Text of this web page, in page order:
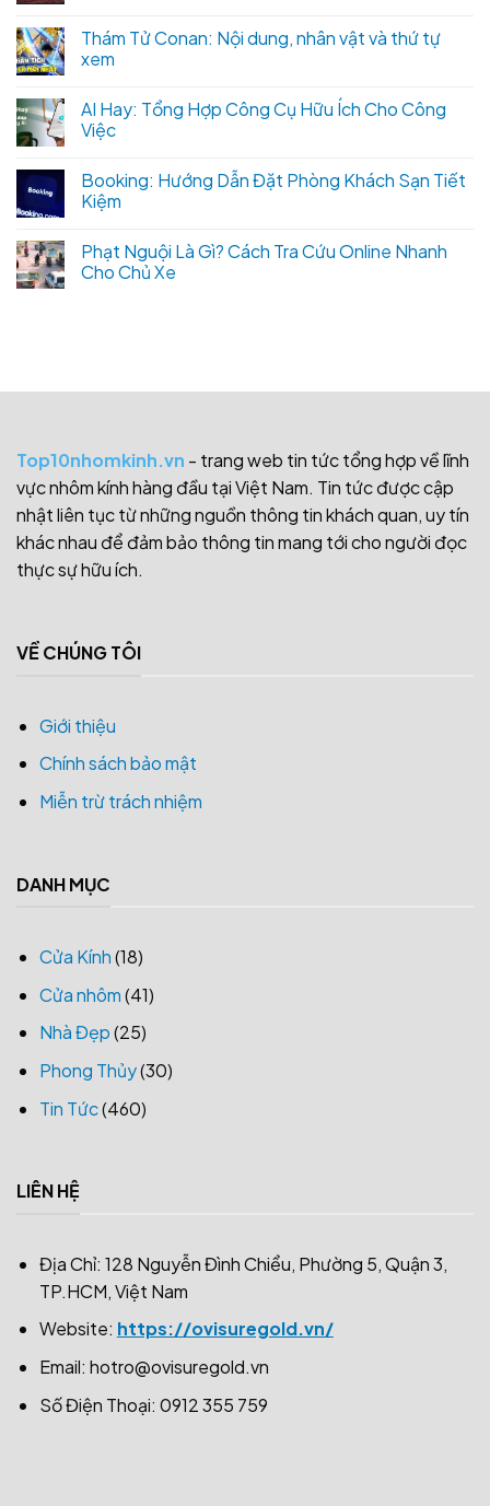
Thám Tử Conan: Nội dung, nhân vật và thứ tự
xem
AI Hay: Tổng Hợp Công Cụ Hữu Ích Cho Công
Việc
Booking: Hướng Dẫn Đặt Phòng Khách Sạn Tiết
Kiệm
Phạt Nguội Là Gì? Cách Tra Cứu Online Nhanh
Cho Chủ Xe
Top10nhomkinh.vn - trang web tin tức tổng hợp về lĩnh
vực nhôm kính hàng đầu tại Việt Nam. Tin tức được cập
nhật liên tục từ những nguồn thông tin khách quan, uy tín
khác nhau để đảm bảo thông tin mang tới cho người đọc
thực sự hữu ích.
VỀ CHÚNG TÔI
Giới thiệu
Chính sách bảo mật
Miễn trừ trách nhiệm
DANH MỤC
Cửa Kính(18)
Cửa nhôm(41)
Nhà Đẹp(25)
Phong Thủy(30)
Tin Tức(460)
LIÊN HỆ
Địa Chỉ: 128 Nguyễn Đình Chiểu, Phường 5, Quận 3,
TP.HCM, Việt Nam
Website: https://ovisuregold.vn/
Email: hotro@ovisuregold.vn
Số Điện Thoại: 0912 355 759